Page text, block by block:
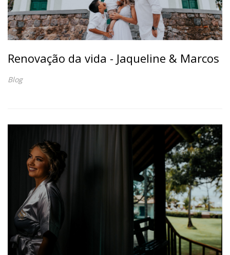
Renovação da vida - Jaqueline & Marcos
Blog